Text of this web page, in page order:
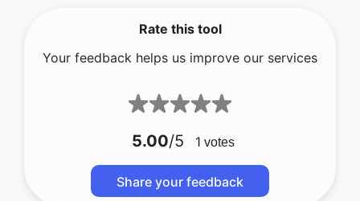
Rate this tool
Your feedback helps us improve our services
5.00/5 1 votes
Share your feedback